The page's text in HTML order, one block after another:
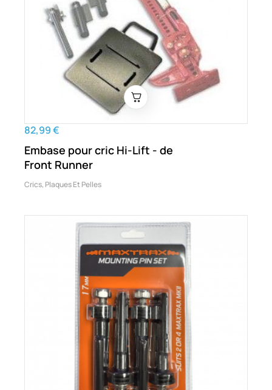
82,99 €
Embase pour cric Hi-Lift - de
Front Runner
Crics, Plaques Et Pelles